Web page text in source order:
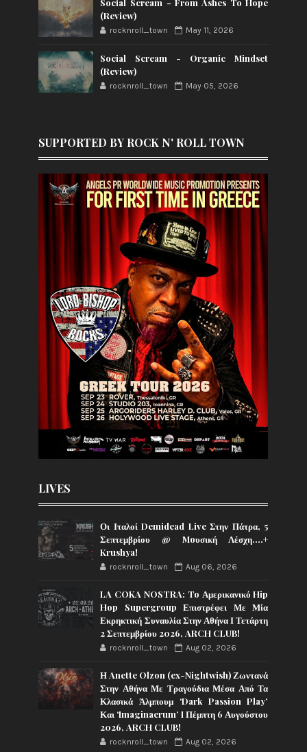
(Review)
rocknroll_town May 11, 2026
Social Scream - Organic Mindset
(Review)
rocknroll_town May 05, 2026
SUPPORTED BY ROCK N' ROLL TOWN
LIVES
Οι Ιταλοί Demidead Live Στην Πάτρα, 5
Σεπτεμβρίου @ Moυσική Λέσχη….+
Krushya!
rocknroll_town Aug 06, 2026
LA COKA NOSTRA: To Αμερικανικό Hip
Hop Supergroup Επιστρέφει Με Μία
Εκρηκτική Συναυλία Στην Αθήνα Ι Τετάρτη
2 Σεπτεμβρίου 2026, ARCH CLUB!
rocknroll_town Aug 02, 2026
Η Anette Olzon (ex-Nightwish) Ζωντανά
Στην Αθήνα Με Τραγούδια Μέσα Από Τα
Κλασικά Άλμπουμ ‘Dark Passion Play’
Και ‘Imaginaerum’ I Πέμπτη 6 Αυγούστου
2026, ARCH CLUB!
rocknroll_town Aug 02, 2026